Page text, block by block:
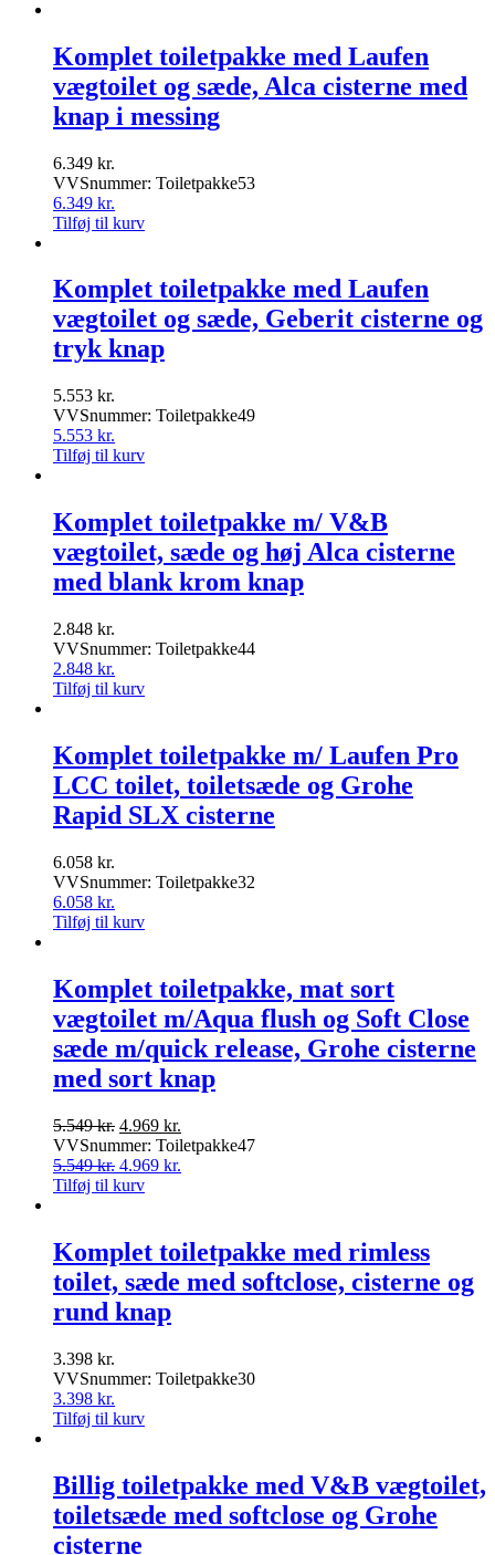
Komplet toiletpakke med Laufen
vægtoilet og sæde, Alca cisterne med
knap i messing
6.349 kr.
VVSnummer: Toiletpakke53
6.349 kr.
Tilføj til kurv
Komplet toiletpakke med Laufen
vægtoilet og sæde, Geberit cisterne og
tryk knap
5.553 kr.
VVSnummer: Toiletpakke49
5.553 kr.
Tilføj til kurv
Komplet toiletpakke m/ V&B
vægtoilet, sæde og høj Alca cisterne
med blank krom knap
2.848 kr.
VVSnummer: Toiletpakke44
2.848 kr.
Tilføj til kurv
Komplet toiletpakke m/ Laufen Pro
LCC toilet, toiletsæde og Grohe
Rapid SLX cisterne
6.058 kr.
VVSnummer: Toiletpakke32
6.058 kr.
Tilføj til kurv
Komplet toiletpakke, mat sort
vægtoilet m/Aqua flush og Soft Close
sæde m/quick release, Grohe cisterne
med sort knap
5.549kr. Den
oprindelige
pris
var:
4.969 kr.
aktuelle
VVSnummer: Toiletpakke47
5.549kr. Den
oprindelige
5.549 kr..
4.969 kr.
4.969 kr..
Tilføj til kurv
Komplet toiletpakke med rimless
toilet, sæde med softclose, cisterne og
rund knap
3.398 kr.
VVSnummer: Toiletpakke30
3.398 kr.
Tilføj til kurv
Billig toiletpakke med V&B vægtoilet,
toiletsæde med softclose og Grohe
cisterne